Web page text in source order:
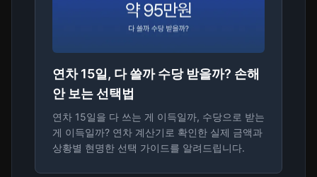
연차 15일, 다 쓸까 수당 받을까? 손해
안 보는 선택법
연차 15일을 다 쓰는 게 이득일까, 수당으로 받는
게 이득일까? 연차 계산기로 확인한 실제 금액과
상황별 현명한 선택 가이드를 알려드립니다.